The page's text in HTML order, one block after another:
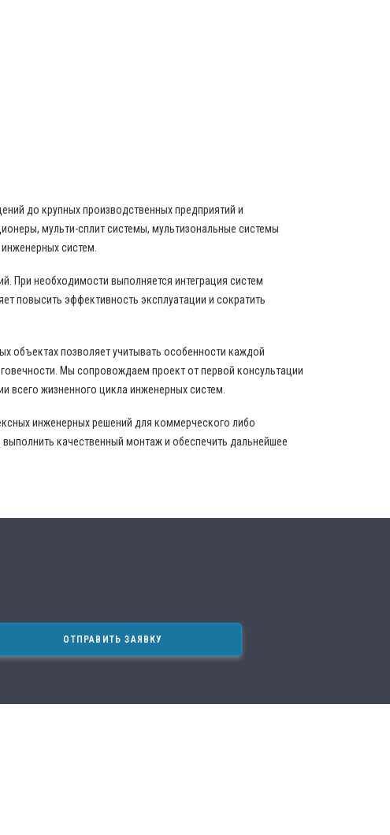
до крупных производственных предприятий и
мульти-сплит системы, мультизональные системы
систем.
При необходимости выполняется интеграция систем
повысить эффективность эксплуатации и сократить
объектах позволяет учитывать особенности каждой
Мы сопровождаем проект от первой консультации
всего жизненного цикла инженерных систем.
инженерных решений для коммерческого либо
качественный монтаж и обеспечить дальнейшее